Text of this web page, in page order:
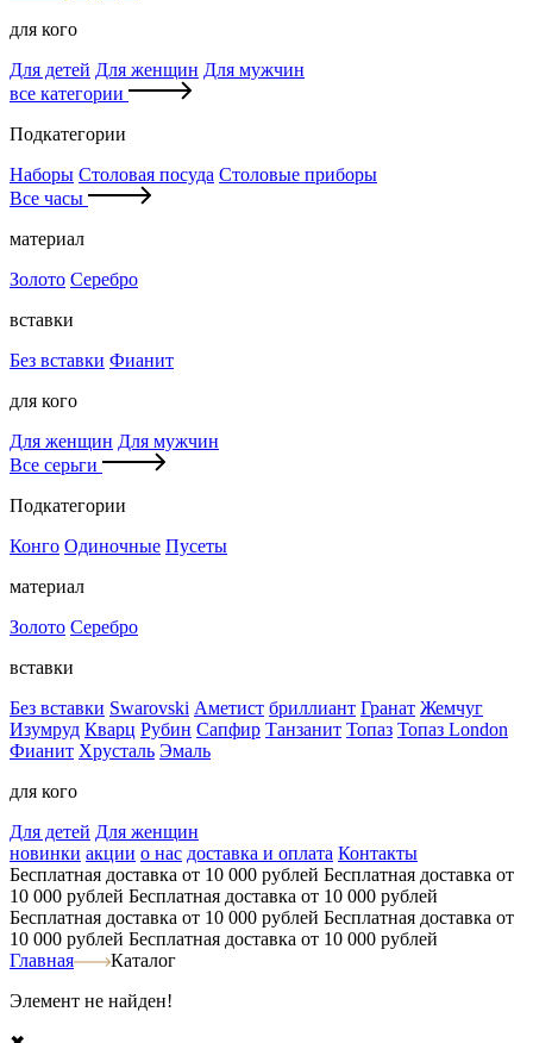
для кого
Для детей Для женщин Для мужчин
все категории
Подкатегории
Наборы Столовая посуда Столовые приборы
Все часы
материал
Золото Серебро
вставки
Без вставки Фианит
для кого
Для женщин Для мужчин
Все серьги
Подкатегории
Конго Одиночные Пусеты
материал
Золото Серебро
вставки
Без вставки Swarovski Аметист бриллиант Гранат Жемчуг
Изумруд Кварц Рубин Сапфир Танзанит Топаз Топаз London
Фианит Хрусталь Эмаль
для кого
Для детей Для женщин
новинки акции о нас доставка и оплата Контакты
Бесплатная доставка от 10 000 рублей Бесплатная доставка от
10 000 рублей Бесплатная доставка от 10 000 рублей
Бесплатная доставка от 10 000 рублей Бесплатная доставка от
10 000 рублей Бесплатная доставка от 10 000 рублей
Главная
Каталог
Элемент не найден!